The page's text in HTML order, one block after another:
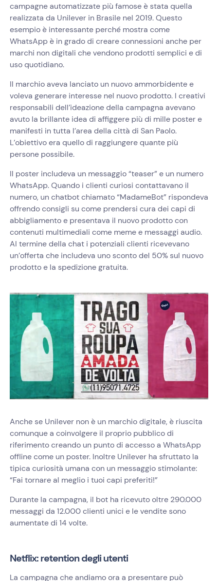
campagne automatizzate più famose è stata quella
realizzata da Unilever in Brasile nel 2019. Questo
esempio è interessante perché mostra come
WhatsApp è in grado di creare connessioni anche per
marchi non digitali che vendono prodotti semplici e di
uso quotidiano.
Il marchio aveva lanciato un nuovo ammorbidente e
voleva generare interesse nel nuovo prodotto. I creativi
responsabili dell’ideazione della campagna avevano
avuto la brillante idea di affiggere più di mille poster e
manifesti in tutta l’area della città di San Paolo.
L’obiettivo era quello di raggiungere quante più
persone possibile.
Il poster includeva un messaggio “teaser” e un numero
WhatsApp. Quando i clienti curiosi contattavano il
numero, un chatbot chiamato “MadameBot” rispondeva
offrendo consigli su come prendersi cura dei capi di
abbigliamento e presentava il nuovo prodotto con
contenuti multimediali come meme e messaggi audio.
Al termine della chat i potenziali clienti ricevevano
un’offerta che includeva uno sconto del 50% sul nuovo
prodotto e la spedizione gratuita.
Anche se Unilever non è un marchio digitale, è riuscita
comunque a coinvolgere il proprio pubblico di
riferimento creando un punto di accesso a WhatsApp
offline come un poster. Inoltre Unilever ha sfruttato la
tipica curiosità umana con un messaggio stimolante:
“Fai tornare al meglio i tuoi capi preferiti!”
Durante la campagna, il bot ha ricevuto oltre 290.000
messaggi da 12.000 clienti unici e le vendite sono
aumentate di 14 volte.
Netflix: retention degli utenti
La campagna che andiamo ora a presentare può